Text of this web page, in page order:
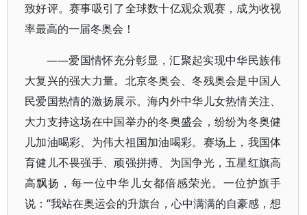
致好评。赛事吸引了全球数十亿观众观赛，成为收视
率最高的一届冬奥会！
——爱国情怀充分彰显，汇聚起实现中华民族伟
大复兴的强大力量。北京冬奥会、冬残奥会是中国人
民爱国热情的激扬展示。海内外中华儿女热情关注、
大力支持这场在中国举办的冬奥盛会，纷纷为冬奥健
儿加油喝彩、为伟大祖国加油喝彩。赛场上，我国体
育健儿不畏强手、顽强拼搏、为国争光，五星红旗高
高飘扬，每一位中华儿女都倍感荣光。一位护旗手
说：“我站在奥运会的升旗台，心中满满的自豪感，想